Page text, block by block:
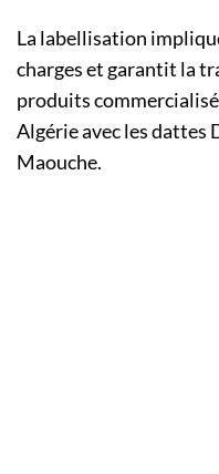
La labellisation
charges et garantit la
produits
Algérie avec les dattes
Maouche.